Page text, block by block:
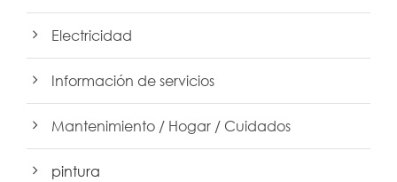
Electricidad
Información de servicios
Mantenimiento / Hogar / Cuidados
pintura